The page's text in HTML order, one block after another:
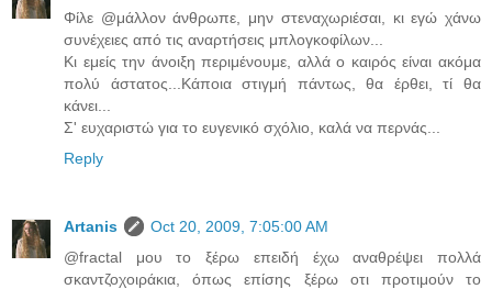
Φίλε @μάλλoν άνθρωπε, μην στεναχωριέσαι, κι εγώ χάνω
συνέχειες από τις αναρτήσεις μπλογκοφίλων...
Κι εμείς την άνοιξη περιμένουμε, αλλά ο καιρός είναι ακόμα
πολύ άστατος...Κάποια στιγμή πάντως, θα έρθει, τί θα
κάνει...
Σ' ευχαριστώ για το ευγενικό σχόλιο, καλά να περνάς...
Reply
Artanis
Oct 20, 2009, 7:05:00 AM
@fractal μου το ξέρω επειδή έχω αναθρέψει πολλά
σκαντζοχοιράκια, όπως επίσης ξέρω οτι προτιμούν το